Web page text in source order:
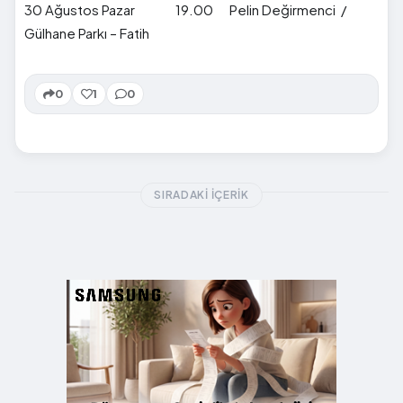
30 Ağustos Pazar 19.00 Pelin Değirmenci /
Gülhane Parkı – Fatih
0 1 0
SIRADAKI İÇERIK